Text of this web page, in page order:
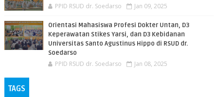
PPID RSUD dr. Soedarso Jan 09, 2025
Orientasi Mahasiswa Profesi Dokter Untan, D3
Keperawatan Stikes Yarsi, dan D3 Kebidanan
Universitas Santo Agustinus Hippo di RSUD dr.
Soedarso
PPID RSUD dr. Soedarso Jan 08, 2025
TAGS